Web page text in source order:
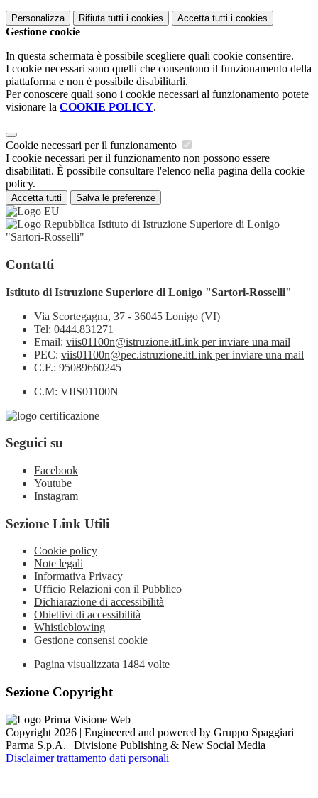
Personalizza Rifiuta tutti i cookies Accetta tutti i cookies
Gestione cookie
In questa schermata è possibile scegliere quali cookie consentire.
I cookie necessari sono quelli che consentono il funzionamento della
piattaforma e non è possibile disabilitarli.
Per conoscere quali sono i cookie necessari al funzionamento potete
visionare la COOKIE POLICY.
Cookie necessari per il funzionamento
I cookie necessari per il funzionamento non possono essere
disabilitati. È possibile consultare l'elenco nella pagina della cookie
policy.
Accetta tutti Salva le preferenze
Istituto di Istruzione Superiore di Lonigo
"Sartori-Rosselli"
Contatti
Istituto di Istruzione Superiore di Lonigo "Sartori-Rosselli"
Via Scortegagna, 37 - 36045 Lonigo (VI)
Tel: 0444.831271
Email: viis01100n@istruzione.itLink per inviare una mail
PEC: viis01100n@pec.istruzione.itLink per inviare una mail
C.F.: 95089660245
C.M: VIIS01100N
Seguici su
Facebook
Youtube
Instagram
Sezione Link Utili
Cookie policy
Note legali
Informativa Privacy
Ufficio Relazioni con il Pubblico
Dichiarazione di accessibilità
Obiettivi di accessibilità
Whistleblowing
Gestione consensi cookie
Pagina visualizzata 1484 volte
Sezione Copyright
Copyright 2026 | Engineered and powered by Gruppo Spaggiari
Parma S.p.A. | Divisione Publishing & New Social Media
Disclaimer trattamento dati personali